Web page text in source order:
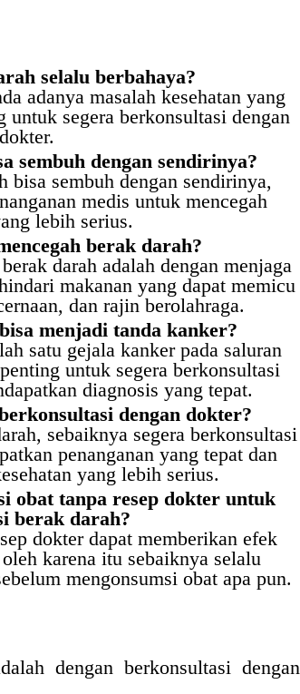
selalu berbahaya?
adanya masalah kesehatan yang
segera berkonsultasi dengan
dokter.
sembuh dengan sendirinya?
bisa sembuh dengan sendirinya,
medis untuk mencegah
lebih serius.
berak darah?
darah adalah dengan menjaga
makanan yang dapat memicu
dan rajin berolahraga.
menjadi tanda kanker?
satu gejala kanker pada saluran
untuk segera berkonsultasi
diagnosis yang tepat.
dengan dokter?
sebaiknya segera berkonsultasi
penanganan yang tepat dan
yang lebih serius.
obat tanpa resep dokter untuk
berak darah?
dokter dapat memberikan efek
karena itu sebaiknya selalu
mengonsumsi obat apa pun.
dengan berkonsultasi dengan